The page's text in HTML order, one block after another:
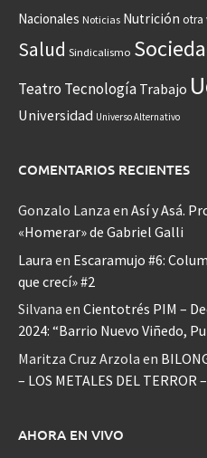
Nacionales Noticias Nutrición otra
Salud Sindicalismo
Teatro Tecnología Trabajo
Universidad Universo Alternativo
COMENTARIOS RECIENTES
Gonzalo Lanza en Así y Asá.
«Homerar» de Gabriel Galli
Laura en Escaramujo #6:
que crecí» #2
Silvana en Cientotrés PIM –
2024: “Barrio Nuevo Viñedo,
Maritza Cruz Arzola en
– LOS METALES DEL TERROR
AHORA EN VIVO